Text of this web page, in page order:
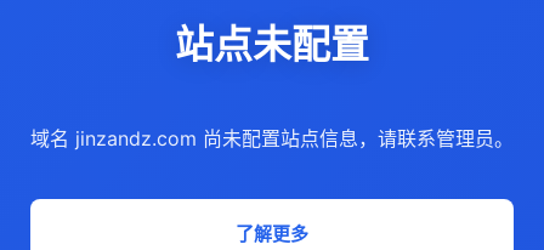
站点未配置
域名 jinzandz.com 尚未配置站点信息，请联系管理员。
了解更多